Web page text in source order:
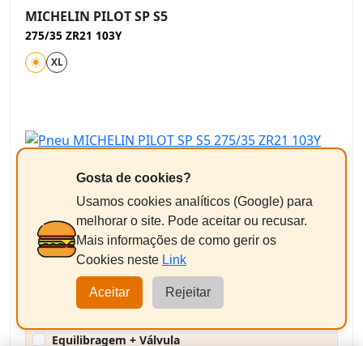
MICHELIN PILOT SP S5
275/35 ZR21 103Y
XL
Ver ficha técnica oficial (EPREL)
337,81€/pneu
+ Imposto ambiental 1,82 € = 339,63€
Equilibragem + Válvula
Gosta de cookies?
Usamos cookies analíticos (Google) para
melhorar o site. Pode aceitar ou recusar.
Mais informações de como gerir os
Cookies neste Link
Aceitar Rejeitar